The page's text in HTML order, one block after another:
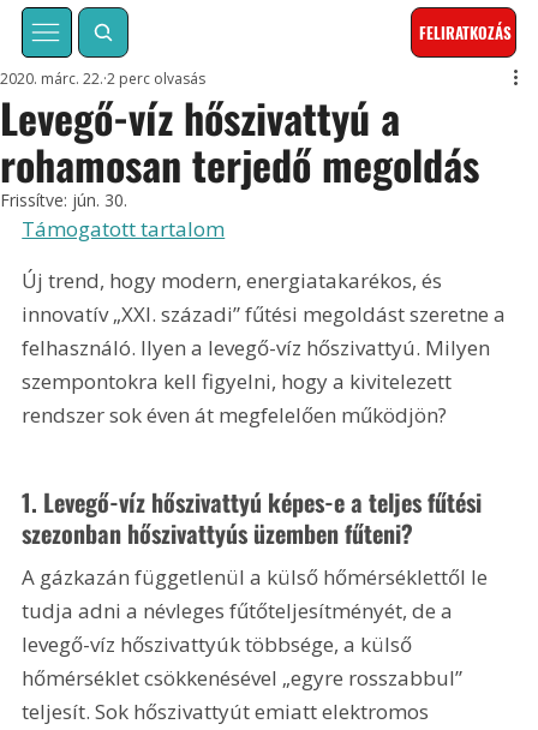
FELIRATKOZÁS
Levegő-víz hőszivattyú a
rohamosan terjedő megoldás
2020. márc. 22. 2 perc olvasás
Frissítve: jún. 30.
Támogatott tartalom
Új trend, hogy modern, energiatakarékos, és
innovatív „XXI. századi” fűtési megoldást szeretne a
felhasználó. Ilyen a levegő-víz hőszivattyú. Milyen
szempontokra kell figyelni, hogy a kivitelezett
rendszer sok éven át megfelelően működjön?
1. Levegő-víz hőszivattyú képes-e a teljes fűtési
szezonban hőszivattyús üzemben fűteni?
A gázkazán függetlenül a külső hőmérséklettől le
tudja adni a névleges fűtőteljesítményét, de a
levegő-víz hőszivattyúk többsége, a külső
hőmérséklet csökkenésével „egyre rosszabbul”
teljesít. Sok hőszivattyút emiatt elektromos